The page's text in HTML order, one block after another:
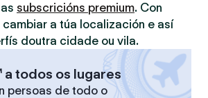
subscricións premium. Con
a túa localización e así
doutra cidade ou vila.
todos os lugares
persoas de todo o